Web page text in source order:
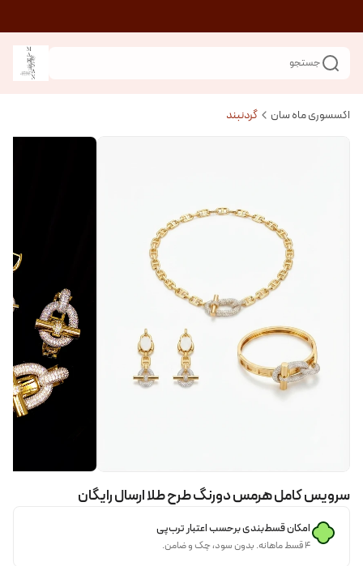
جستجو
اکسسوری ماه سان گردنبند
سرویس کامل هرمس دورنگ طرح طلا ارسال رایگان
امکان قسط‌بندی برحسب اعتبار ترب‌پی
۴ قسط ماهانه. بدون سود، چک و ضامن.